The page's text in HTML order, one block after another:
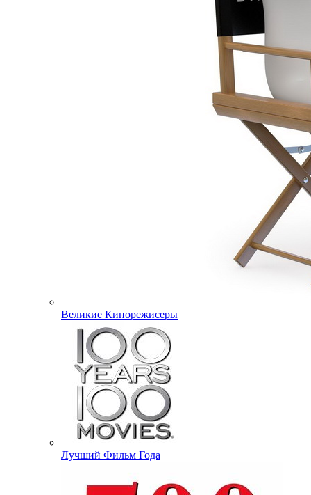
Великие Кинорежисеры
Лучший Фильм Года